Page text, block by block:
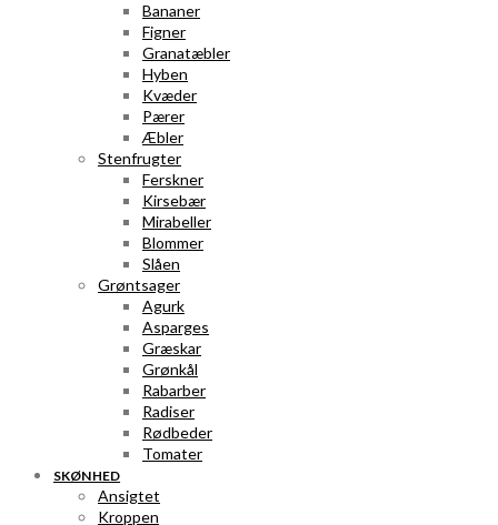
Bananer
Figner
Granatæbler
Hyben
Kvæder
Pærer
Æbler
Stenfrugter
Ferskner
Kirsebær
Mirabeller
Blommer
Slåen
Grøntsager
Agurk
Asparges
Græskar
Grønkål
Rabarber
Radiser
Rødbeder
Tomater
SKØNHED
Ansigtet
Kroppen